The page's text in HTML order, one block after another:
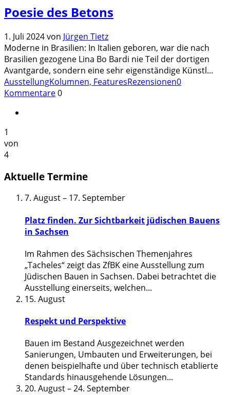
Poesie des Betons
1. Juli 2024von Jürgen Tietz
Moderne in Brasilien: In Italien geboren, war die nach
Brasilien gezogene Lina Bo Bardi nie Teil der dortigen
Avantgarde, sondern eine sehr eigenständige Künstl...
AusstellungKolumnen, FeaturesRezensionen0
Kommentare0
1
von
4
Aktuelle Termine
7. August– 17. September
Platz finden. Zur Sichtbarkeit jüdischen Bauens
in Sachsen
Im Rahmen des Sächsischen Themenjahres
„Tacheles“ zeigt das ZfBK eine Ausstellung zum
Jüdischen Bauen in Sachsen. Dabei betrachtet die
Ausstellung einerseits, welchen...
15. August
Respekt und Perspektive
Bauen im Bestand Ausgezeichnet werden
Sanierungen, Umbauten und Erweiterungen, bei
denen beispielhafte und über technisch etablierte
Standards hinausgehende Lösungen...
20. August–24. September